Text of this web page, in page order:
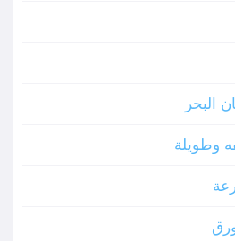
البحر
وطويلة